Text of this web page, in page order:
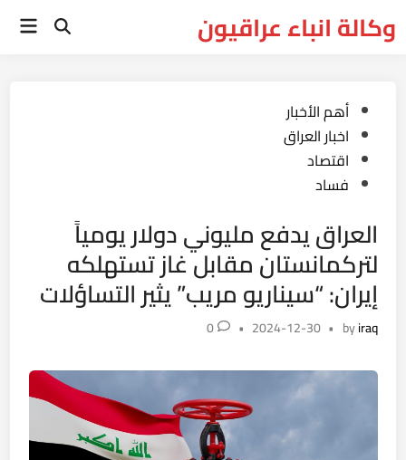
toوكالة انباء عراقيون Open
Posted
in
أهم الأخبار
اخبار العراق
اقتصاد
فساد
العراق يدفع مليوني دولار يومياً
لتركمانستان مقابل غاز تستهلكه
إيران: “سيناريو مريب” يثير التساؤلات
byiraq
•
2024-12-30
•
0